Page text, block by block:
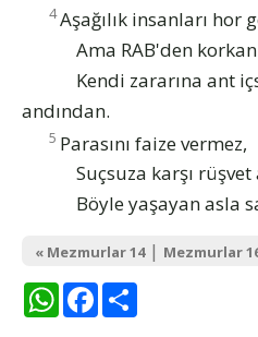
4Aşağılık insanları hor
Ama RAB'den
Kendi zararına ant
andından.
5 Parasını faize vermez,
Suçsuza karşı
Böyle yaşayan asla
« Mezmurlar 14| Mezmurlar
WhatsAppFacebook